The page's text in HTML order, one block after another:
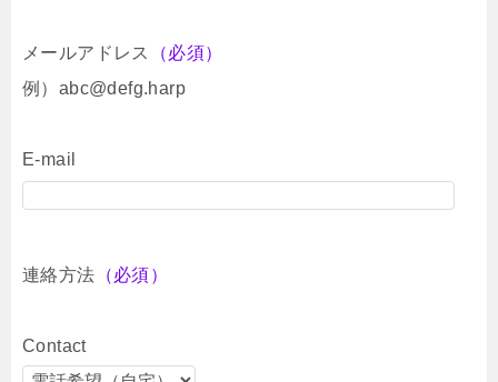
メールアドレス
（必須）
例）abc@defg.harp
E-mail
連絡方法 （必須）
Contact